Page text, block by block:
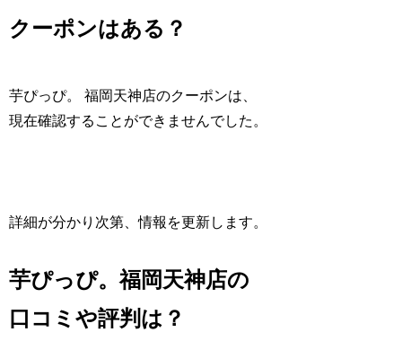
クーポンはある？
芋ぴっぴ。 福岡天神店のクーポンは、
現在確認することができませんでした。
詳細が分かり次第、情報を更新します。
芋ぴっぴ。福岡天神店の
口コミや評判は？